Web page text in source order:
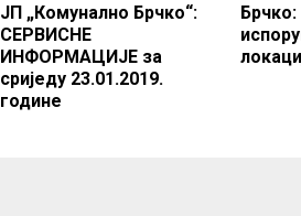
ЈП „Комунално Брчко“:
СЕРВИСНЕ
ИНФОРМАЦИЈЕ за
сриједу 23.01.2019.
године
Брчко: